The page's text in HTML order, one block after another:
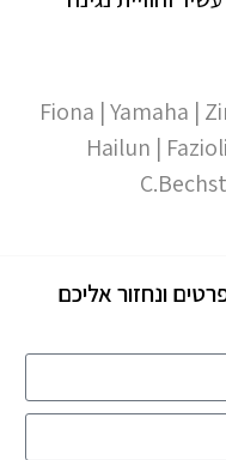
Fiona |Yamaha |
Hailun | Fazioli
ונחזור אליכם